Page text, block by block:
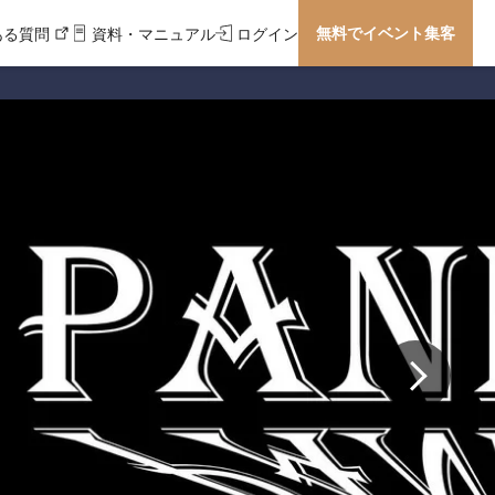
質問 資料・マニュアル ログイン 無料でイベント集客